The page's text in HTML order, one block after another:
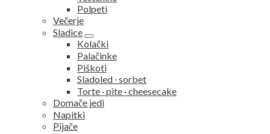
Polpeti
Večerje
Sladice
expand
child
menu
Kolački
Palačinke
Piškoti
Sladoled ∙ sorbet
Torte · pite · cheesecake
Domače jedi
Napitki
Pijače